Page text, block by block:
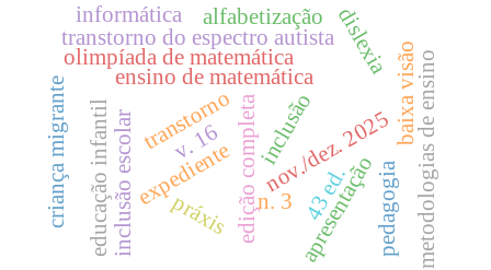
edição completa
v. 16
n. 3
nov./dez. 2025
43 ed.
expediente apresentação
ensino de matemática
olimpíada de matemática
transtorno do espectro autista
inclusão escolar
baixa visãometodologias de ensino
educação infantil
criança migrante inclusão
alfabetização
informática
práxis pedagogia
dislexia
transtorno